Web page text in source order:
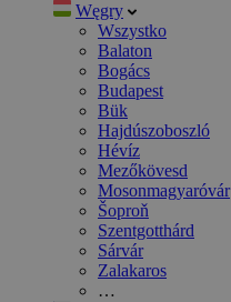
Węgry
Wszystko
Balaton
Bogács
Budapest
Bük
Hajdúszoboszló
Hévíz
Mezőkövesd
Mosonmagyaróvár
Šoproň
Szentgotthárd
Sárvár
Zalakaros
…